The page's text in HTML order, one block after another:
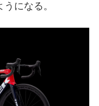
になる。